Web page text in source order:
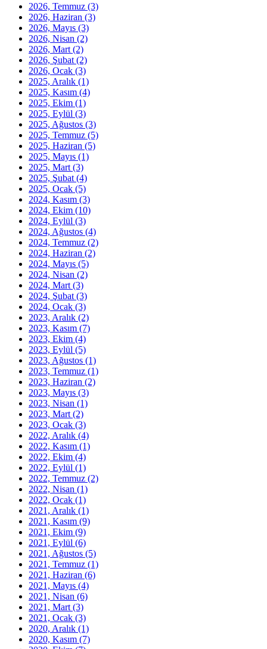
2026, Temmuz (3)
2026, Haziran (3)
2026, Mayıs (3)
2026, Nisan (2)
2026, Mart (2)
2026, Şubat (2)
2026, Ocak (3)
2025, Aralık (1)
2025, Kasım (4)
2025, Ekim (1)
2025, Eylül (3)
2025, Ağustos (3)
2025, Temmuz (5)
2025, Haziran (5)
2025, Mayıs (1)
2025, Mart (3)
2025, Şubat (4)
2025, Ocak (5)
2024, Kasım (3)
2024, Ekim (10)
2024, Eylül (3)
2024, Ağustos (4)
2024, Temmuz (2)
2024, Haziran (2)
2024, Mayıs (5)
2024, Nisan (2)
2024, Mart (3)
2024, Şubat (3)
2024, Ocak (3)
2023, Aralık (2)
2023, Kasım (7)
2023, Ekim (4)
2023, Eylül (5)
2023, Ağustos (1)
2023, Temmuz (1)
2023, Haziran (2)
2023, Mayıs (3)
2023, Nisan (1)
2023, Mart (2)
2023, Ocak (3)
2022, Aralık (4)
2022, Kasım (1)
2022, Ekim (4)
2022, Eylül (1)
2022, Temmuz (2)
2022, Nisan (1)
2022, Ocak (1)
2021, Aralık (1)
2021, Kasım (9)
2021, Ekim (9)
2021, Eylül (6)
2021, Ağustos (5)
2021, Temmuz (1)
2021, Haziran (6)
2021, Mayıs (4)
2021, Nisan (6)
2021, Mart (3)
2021, Ocak (3)
2020, Aralık (1)
2020, Kasım (7)